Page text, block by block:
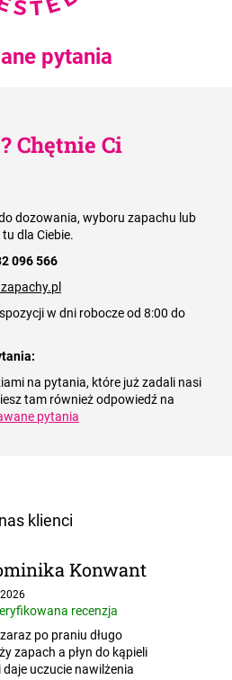
pytania
Chętnie Ci
dozowania, wyboru zapachu lub
dla Ciebie.
096 566
w dni robocze od 8:00 do
:
na pytania, które już zadali nasi
tam również odpowiedź na
pytania
Konwant
sklepu to 5 na 5 gwiazdek.
recenzja
po praniu długo
zapach a płyn do kąpieli
uczucie nawilżenia